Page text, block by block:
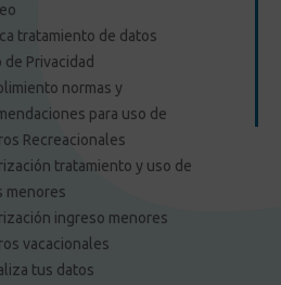
tratamiento de datos
de Privacidad
normas y
para uso de
Recreacionales
tratamiento y uso de
menores
ingreso menores
vacacionales
tus datos